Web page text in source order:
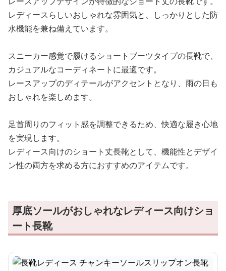
レディースらしいおしゃれな雰囲気と、しっかりとした防
水機能を兼ね備えています。
スニーカー感覚で履けるショートブーツタイプの長靴で、
カジュアルなコーディネートに最適です。
レースアップのディテールがアクセントとなり、雨の日も
おしゃれを楽しめます。
足首周りのフィット感を調整できるため、快適な履き心地
を実現します。
レディース向けのショート丈長靴として、機能性とデザイ
ン性の両方を求める方におすすめのアイテムです。
厚底ソールがおしゃれなレディース向けショ
ート長靴